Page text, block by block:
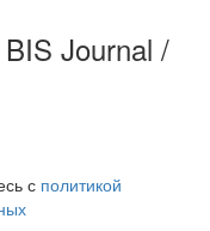
Journal /
с политикой